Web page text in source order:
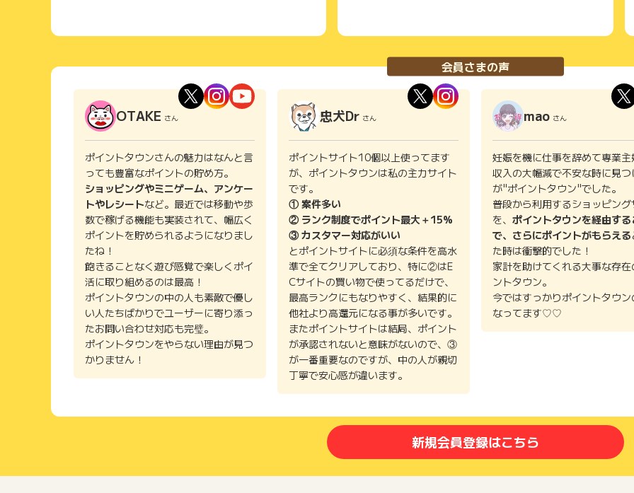
会員さまの声
OTAKE さん
ポイントタウンさんの魅力はなんと言
っても豊富なポイントの貯め方。
ショッピングやミニゲーム、アンケー
トやレシートなど。最近では移動や歩
数で稼げる機能も実装されて、幅広く
ポイントを貯められるようになりまし
たね！
飽きることなく遊び感覚で楽しくポイ
活に取り組めるのは最高！
ポイントタウンの中の人も素敵で優し
い人たちばかりでユーザーに寄り添っ
たお問い合わせ対応も完璧。
ポイントタウンをやらない理由が見つ
かりません！
忠犬Dr さん
ポイントサイト10個以上使ってます
が、ポイントタウンは私の主力サイト
です。
① 案件多い
② ランク制度でポイント最大＋15%
③ カスタマー対応がいい
とポイントサイトに必須な条件を高水
準で全てクリアしており、特に②はE
Cサイトの買い物で使ってるだけで、
最高ランクにもなりやすく、結果的に
他社より高還元になる事が多いです。
またポイントサイトは結局、ポイント
が承認されないと意味がないので、③
が一番重要なのですが、中の人が親切
丁寧で安心感が違います。
mao さん
妊娠を機に仕事を辞めて専業
収入の大幅減で不安な時に見
が"ポイントタウン"でした。
普段から利用するショッピン
を、 ポイントタウンを経由する
で、さらにポイントがもらえる
た時は衝撃的でした！
家計を助けてくれる大事な存
ントタウン。
今ではすっかりポイントタウ
なってます♡♡
新規会員登録はこちら